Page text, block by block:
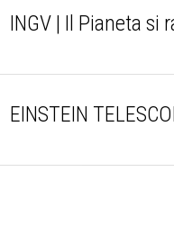
INGV | Il Pianeta si
EINSTEIN